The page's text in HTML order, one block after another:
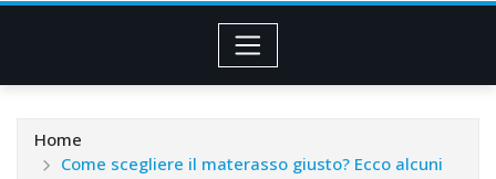
Home
Come scegliere il materasso giusto? Ecco alcuni